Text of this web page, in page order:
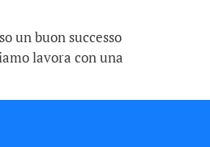
un buon successo
lavora con una